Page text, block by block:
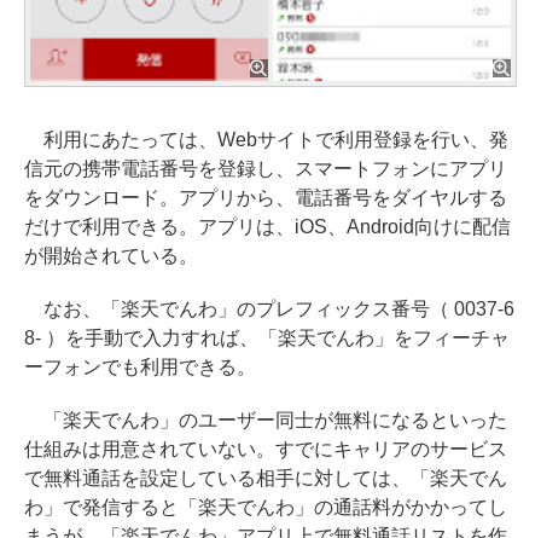
利用にあたっては、Webサイトで利用登録を行い、発
信元の携帯電話番号を登録し、スマートフォンにアプリ
をダウンロード。アプリから、電話番号をダイヤルする
だけで利用できる。アプリは、iOS、Android向けに配信
が開始されている。
なお、「楽天でんわ」のプレフィックス番号（ 0037-6
8- ）を手動で入力すれば、「楽天でんわ」をフィーチャ
ーフォンでも利用できる。
「楽天でんわ」のユーザー同士が無料になるといった
仕組みは用意されていない。すでにキャリアのサービス
で無料通話を設定している相手に対しては、「楽天でん
わ」で発信すると「楽天でんわ」の通話料がかかってし